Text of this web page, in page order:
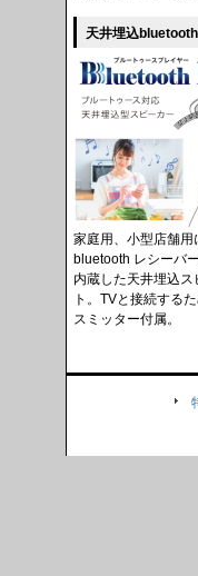
天井埋込
家庭用、小型店舗用
bluetooth レシーバ
内蔵した天井埋込ス
ト。TVと接続する
スミッター付属。